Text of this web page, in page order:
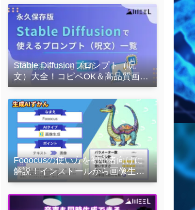
Stable Diffusionプロンプト（呪
文）大全！コピペOK＆高品質画像
を作るコツの完全保存版
Fooocusの使い方を初心者向けに
解説！インストールから画像生成
の実践まで紹介